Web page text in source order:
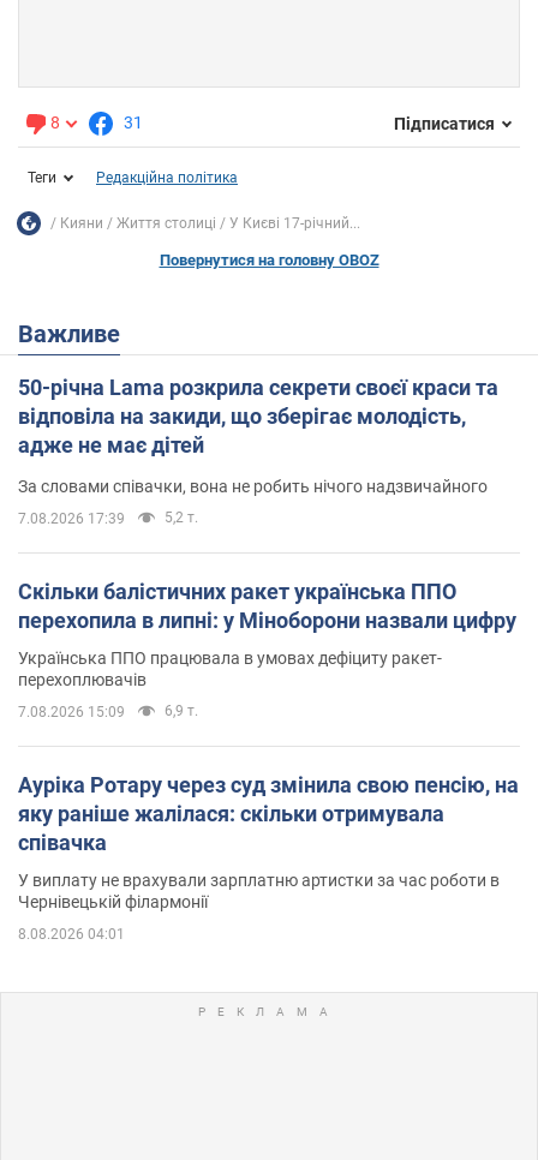
8 31 Підписатися
Теги Редакційна політика
Кияни Життя столиці У Києві 17-річний...
Повернутися на головну OBOZ
Важливе
50-річна Lama розкрила секрети своєї краси та
відповіла на закиди, що зберігає молодість,
адже не має дітей
За словами співачки, вона не робить нічого надзвичайного
7.08.2026 17:39 5,2 т.
Скільки балістичних ракет українська ППО
перехопила в липні: у Міноборони назвали цифру
Українська ППО працювала в умовах дефіциту ракет-
перехоплювачів
7.08.2026 15:09 6,9 т.
Ауріка Ротару через суд змінила свою пенсію, на
яку раніше жалілася: скільки отримувала
співачка
У виплату не врахували зарплатню артистки за час роботи в
Чернівецькій філармонії
8.08.2026 04:01